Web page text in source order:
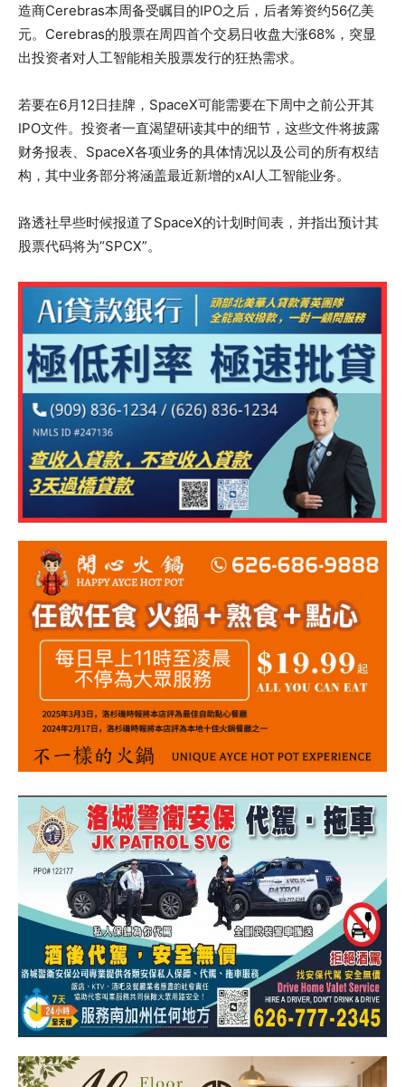
造商Cerebras本周备受瞩目的IPO之后，后者筹资约56亿美
元。Cerebras的股票在周四首个交易日收盘大涨68%，突显
出投资者对人工智能相关股票发行的狂热需求。
若要在6月12日挂牌，SpaceX可能需要在下周中之前公开其
IPO文件。投资者一直渴望研读其中的细节，这些文件将披露
财务报表、SpaceX各项业务的具体情况以及公司的所有权结
构，其中业务部分将涵盖最近新增的xAI人工智能业务。
路透社早些时候报道了SpaceX的计划时间表，并指出预计其
股票代码将为“SPCX”。